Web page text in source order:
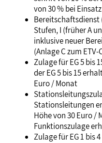
von 30 % bei
Bereitschaftsdienst
Stufen, I (früher A
inklusive neuer
(Anlage C zum
Zulage für EG 5 bis
der EG 5 bis 15
Euro / Monat
Stationsleitungen
Höhe von 30 Euro /
Funktionszulage
Zulage für EG 1 bis